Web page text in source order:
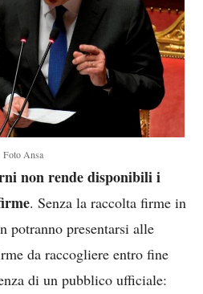
Foto Ansa
non rende disponibili i
. Senza la raccolta firme in
presentarsi alle
da raccogliere entro fine
di un pubblico ufficiale: